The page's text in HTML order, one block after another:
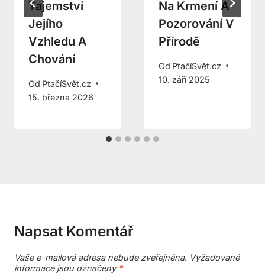
Tajemství
Jejího
Vzhledu A
Chování
Od PtačíSvět.cz
15. března 2026
Na Krmení A
Pozorování V
Přírodě
Od PtačíSvět.cz
10. září 2025
Napsat Komentář
Vaše e-mailová adresa nebude zveřejněna. Vyžadované
informace jsou označeny *